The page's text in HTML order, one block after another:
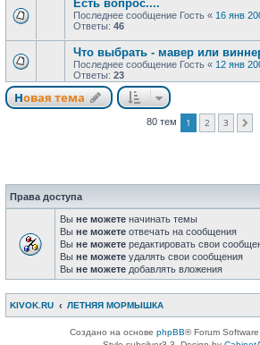
Есть вопрос....
Последнее сообщение Гость « 16 янв
Ответы: 46
Что выбрать - мавер или
Последнее сообщение Гость « 12 янв
Ответы: 23
Новая тема
80 тем 1 2 3
Права доступа
Вы не можете начинать темы
Вы не можете отвечать на сообщения
Вы не можете редактировать свои
Вы не можете удалять свои сообщения
Вы не можете добавлять вложения
KIVOK.RU ЛЕТНЯЯ МОРМЫШКА
Создано на основе phpBB® Forum